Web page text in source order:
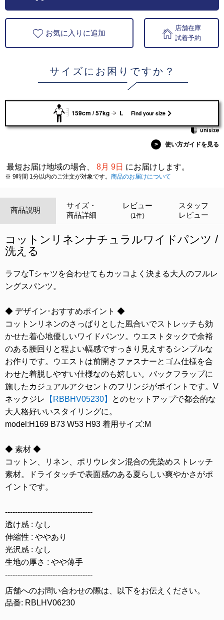
お気に入りに追加
店舗在庫
試着予約
サイズにお困りですか？
159cm / 57kg L Find your size
> 使い方ガイドを見る
最短お届け地域の場合、 8月 9日 にお届けします。
※ 9時間 1分以内のご注文が対象です。 商品のお届けについて
商品説明
サイズ・
商品詳細
レビュー
(1件)
スタッフ
レビュー
コットンリネンナチュラルワイドパンツ /
洗える
ラフなTシャツを合わせてもカッコよく決まる大人のフルレ
ングスパンツ。
◆ デザイン･おすすめポイント ◆
コットンリネンのさっぱりとした風合いでストレッチも効
かせた着心地優しいワイドパンツ。ウエストタックで余裕
のある腰回りと程よい幅感ですっきり見えするシンプルな
お作りです。ウエストは前開きファスナーとゴム仕様を合
わせた着脱しやすい仕様なのも嬉しい。バックフラップに
施したカジュアルアクセントのフリンジがポイントです。V
ネックジレ
【RBBHV05230】
とのセットアップで都会的な
大人格好いいスタイリングに。
model:H169 B73 W53 H93 着用サイズ:M
◆ 素材 ◆
コットン、リネン、ポリウレタン混合の先染めストレッチ
素材。ドライタッチで表面感のある夏らしい爽やかさがポ
イントです。
-----------------------------------
透け感 : なし
伸縮性 : ややあり
光沢感 : なし
生地の厚さ : やや薄手
-----------------------------------
店舗へのお問い合わせの際は、以下をお伝えください。
品番: RBLHV06230